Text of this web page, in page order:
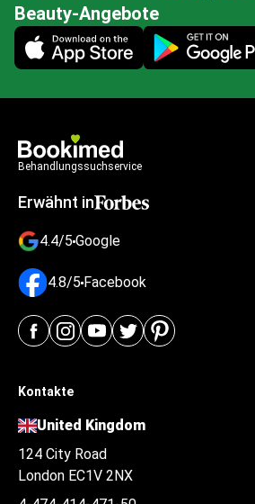
Beauty-Angebote
Mobile app illustration
Behandlungssuchservice
Erwähnt in
4.4/5 Google
4.8/5 Facebook
Kontakte
United Kingdom
124 City Road
London EC1V 2NX